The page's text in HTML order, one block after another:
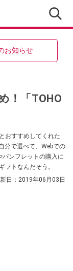
お知らせ
！「TOHO
おすすめしてくれた
分で選べて、Webでの
パンフレットの購入に
フトなんだそう。
日： 2019年06月03日